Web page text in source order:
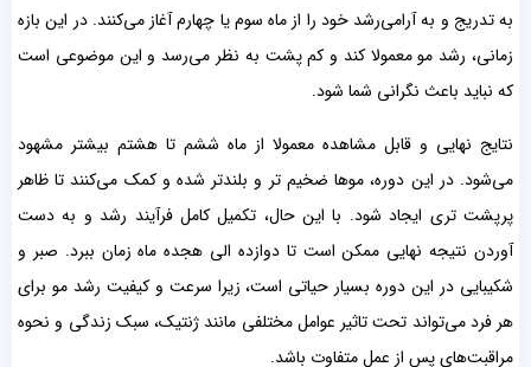
به تدریج و به آرامی‌رشد خود را از ماه سوم یا چهارم آغاز می‌کنند. در این بازه
زمانی، رشد مو معمولا کند و کم پشت به نظر می‌رسد و این موضوعی است
که نباید باعث نگرانی شما شود.
نتایج نهایی و قابل مشاهده معمولا از ماه ششم تا هشتم بیشتر مشهود
می‌شود. در این دوره، موها ضخیم تر و بلندتر شده و کمک می‌کنند تا ظاهر
پرپشت تری ایجاد شود. با این حال، تکمیل کامل فرآیند رشد و به دست
آوردن نتیجه نهایی ممکن است تا دوازده الی هجده ماه زمان ببرد. صبر و
شکیبایی در این دوره بسیار حیاتی است، زیرا سرعت و کیفیت رشد مو برای
هر فرد می‌تواند تحت تاثیر عوامل مختلفی مانند ژنتیک، سبک زندگی و نحوه
مراقبت‌های پس از عمل متفاوت باشد.